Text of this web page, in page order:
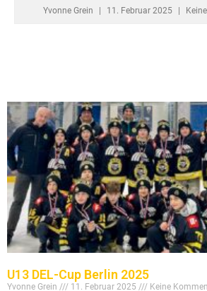
Yvonne Grein 11. Februar 2025
U13 DEL-Cup Berlin 2025
Yvonne Grein 11. Februar 2025 Keine